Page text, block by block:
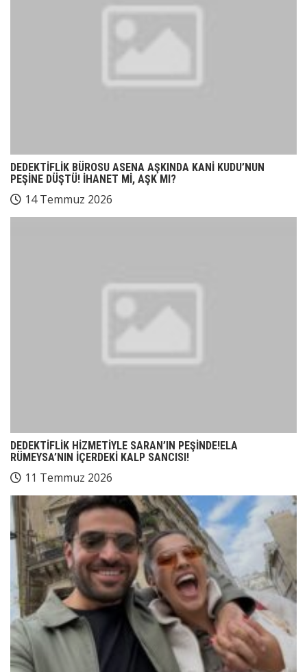
DEDEKTİFLİK BÜROSU ASENA AŞKINDA KANİ KUDU’NUN
PEŞİNE DÜŞTÜ! İHANET Mİ, AŞK MI?
14 Temmuz 2026
DEDEKTİFLİK HİZMETİYLE SARAN’IN PEŞİNDE!ELA
RÜMEYSA’NIN İÇERDEKİ KALP SANCISI!
11 Temmuz 2026